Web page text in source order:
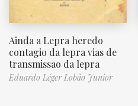
Ainda a Lepra heredo
contagio da lepra vias de
transmissao da lepra
Eduardo Léger Lobão Junior